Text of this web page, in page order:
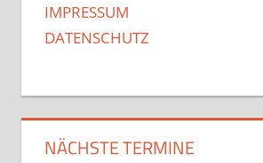
IMPRESSUM
DATENSCHUTZ
NÄCHSTE TERMINE